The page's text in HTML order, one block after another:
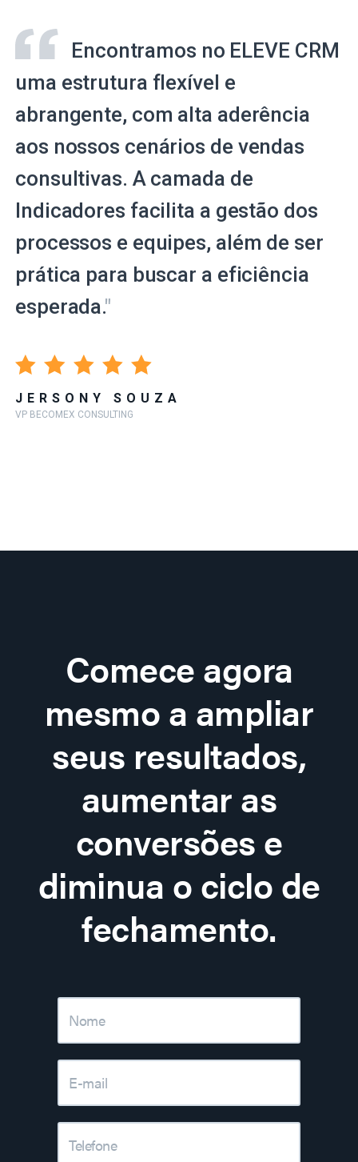
Encontramos no ELEVE CRM
uma estrutura flexível e
abrangente, com alta aderência
aos nossos cenários de vendas
consultivas. A camada de
Indicadores facilita a gestão dos
processos e equipes, além de ser
prática para buscar a eficiência
esperada."
JERSONY SOUZA
VP BECOMEX CONSULTING
Comece agora
mesmo a ampliar
seus resultados,
aumentar as
conversões e
diminua o ciclo de
fechamento.